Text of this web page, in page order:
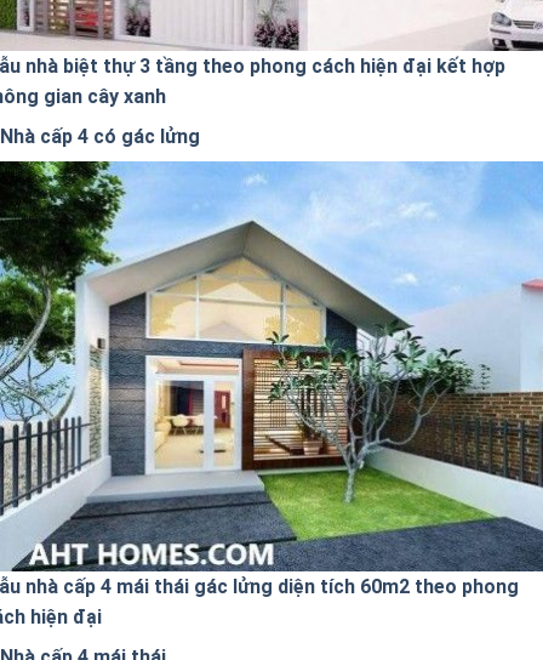
nhà biệt thự 3 tầng theo phong cách hiện đại kết hợp
gian cây xanh
Nhà cấp 4 có gác lửng
nhà cấp 4 mái thái gác lửng diện tích 60m2 theo phong
hiện đại